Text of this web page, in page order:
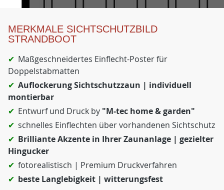
MERKMALE SICHTSCHUTZBILD
STRANDBOOT
Maßgeschneidertes Einflecht-Poster für
Doppelstabmatten
Auflockerung Sichtschutzzaun | individuell
montierbar
Entwurf und Druck by "M-tec home & garden"
schnelles Einflechten über vorhandenen Sichtschutz
Brilliante Akzente in Ihrer Zaunanlage | gezielter
Hingucker
fotorealistisch | Premium Druckverfahren
beste Langlebigkeit | witterungsfest